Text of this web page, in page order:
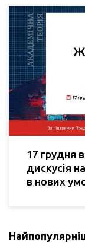
17 грудня
дискусія
в нових